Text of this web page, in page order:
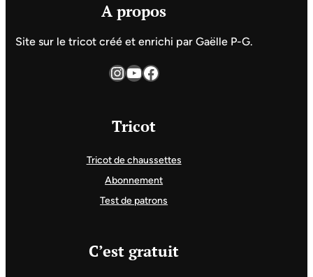
A propos
Site sur le tricot créé et enrichi par Gaëlle P-G.
InstagramYouTube Facebook
Tricot
Tricot de chaussettes
Abonnement
Test de patrons
C’est gratuit